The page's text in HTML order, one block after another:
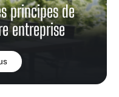
principes de
entreprise